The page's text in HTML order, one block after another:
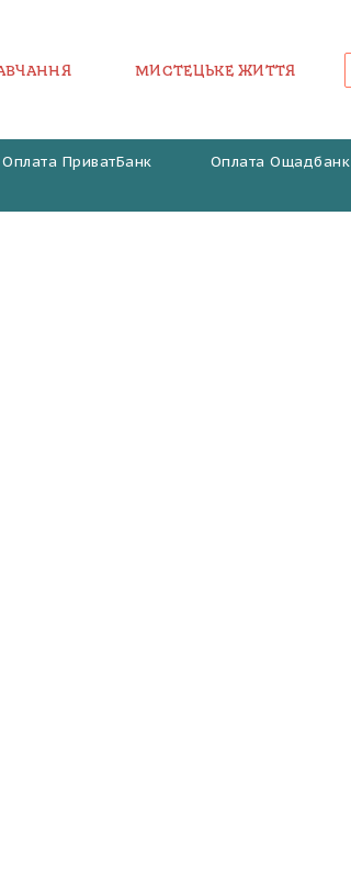
МИСТЕЦЬКЕ ЖИТТЯ
Оплата ПриватБанк
Оплата Ощадбанк